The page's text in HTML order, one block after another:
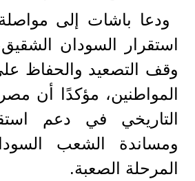
ودعا باشات إلى
استقرار السودان
وقف التصعيد والحفاظ
المواطنين، مؤكدًا أن
التاريخي في دعم
ومساندة الشعب
المرحلة الصعبة.